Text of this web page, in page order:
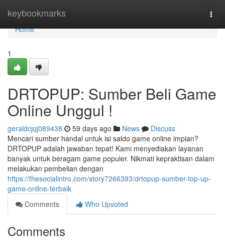
keybookmarks
Home
Home
1
DRTOPUP: Sumber Beli Game
Online Unggul !
geraldcjqj089438 59 days ago News
Discuss
Mencari sumber handal untuk isi saldo game online impian?
DRTOPUP adalah jawaban tepat! Kami menyediakan layanan
banyak untuk beragam game populer. Nikmati kepraktisan dalam
melakukan pembelian dengan
https://thesocialintro.com/story7266393/drtopup-sumber-top-up-
game-online-terbaik
Comments
Who Upvoted
Comments